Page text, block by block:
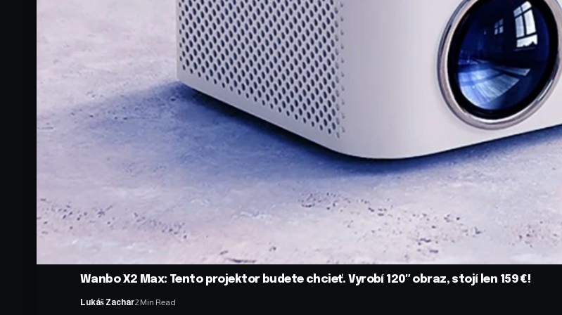
Wanbo X2 Max: Tento projektor budete chcieť. Vyrobí 120″ obraz, stojí len 159 €!
Lukáš Zachar2 Min Read